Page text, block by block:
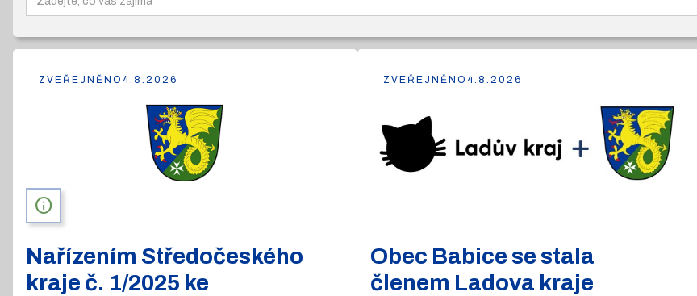
info
Nařízením Středočeského
kraje č. 1/2025 ke
ZVEŘEJNĚNO 4.8.2026
Obec Babice se stala
členem Ladova kraje
ZVEŘEJNĚNO 4.8.2026